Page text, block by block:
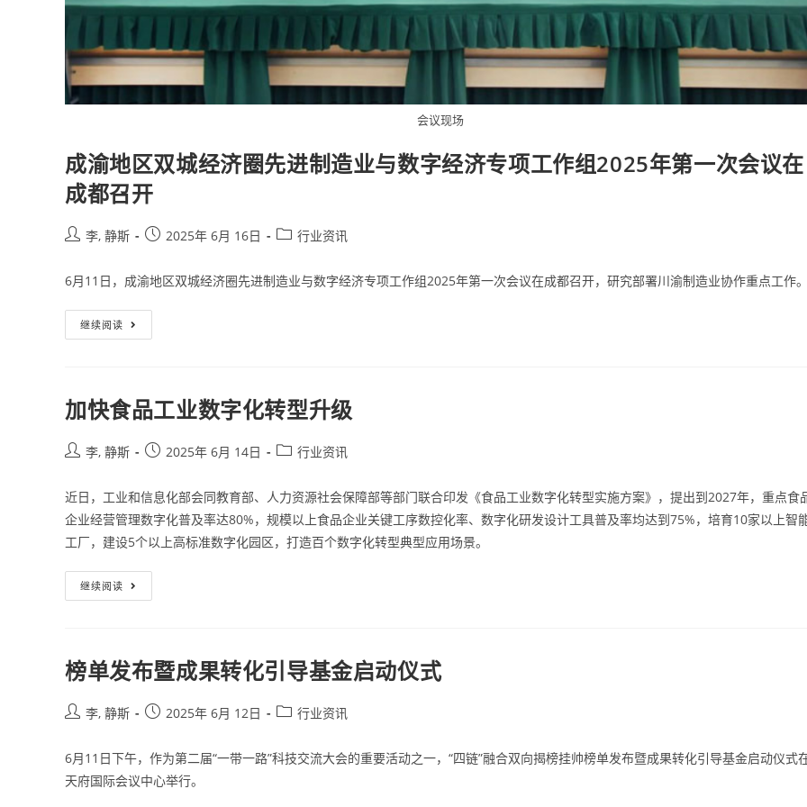
会议现场
成渝地区双城经济圈先进制造业与数字经济专项工作组2025年第一次会议在
成都召开
李, 静斯 2025年 6月 16日 行业资讯
6月11日，成渝地区双城经济圈先进制造业与数字经济专项工作组2025年第一次会议在成都召开，研究部署川渝制造业协作重点工作
继续阅读
加快食品工业数字化转型升级
李, 静斯 2025年 6月 14日 行业资讯
近日，工业和信息化部会同教育部、人力资源社会保障部等部门联合印发《食品工业数字化转型实施方案》，提出到2027年，重点食
企业经营管理数字化普及率达80%，规模以上食品企业关键工序数控化率、数字化研发设计工具普及率均达到75%，培育10家以上智
工厂，建设5个以上高标准数字化园区，打造百个数字化转型典型应用场景。
继续阅读
榜单发布暨成果转化引导基金启动仪式
李, 静斯 2025年 6月 12日 行业资讯
6月11日下午，作为第二届“一带一路”科技交流大会的重要活动之一，“四链”融合双向揭榜挂帅榜单发布暨成果转化引导基金启动仪式
天府国际会议中心举行。